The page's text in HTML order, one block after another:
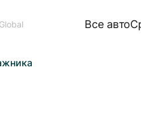
Global Все авто